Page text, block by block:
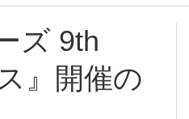
ズ 9th
』開催の